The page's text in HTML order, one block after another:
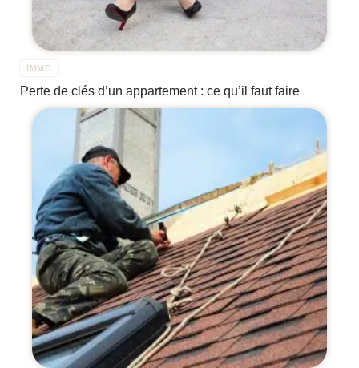
IMMO
Perte de clés d’un appartement : ce qu’il faut faire